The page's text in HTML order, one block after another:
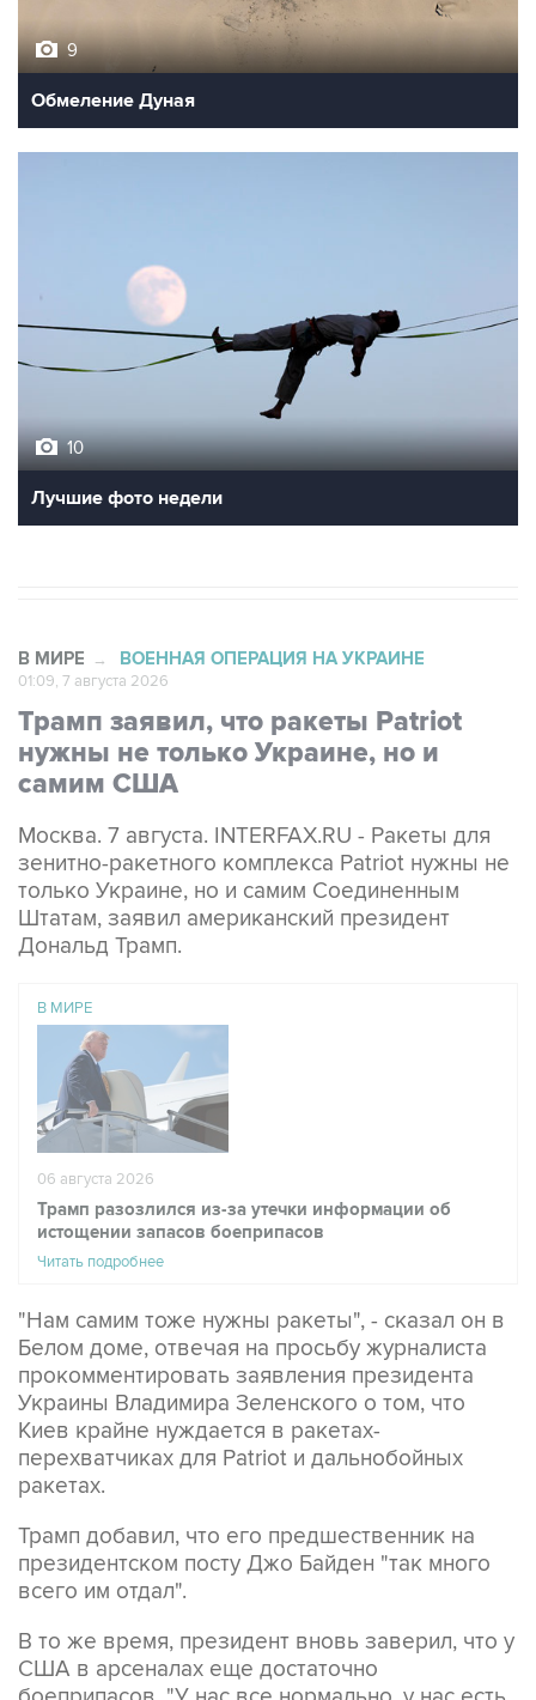
9
Обмеление Дуная
10
Лучшие фото недели
В МИРЕ → ВОЕННАЯ ОПЕРАЦИЯ НА УКРАИНЕ
01:09, 7 августа 2026
Трамп заявил, что ракеты Patriot
нужны не только Украине, но и
самим США
Москва. 7 августа. INTERFAX.RU - Ракеты для
зенитно-ракетного комплекса Patriot нужны не
только Украине, но и самим Соединенным
Штатам, заявил американский президент
Дональд Трамп.
В МИРЕ
06 августа 2026
Трамп разозлился из-за утечки информации об
истощении запасов боеприпасов
Читать подробнее
"Нам самим тоже нужны ракеты", - сказал он в
Белом доме, отвечая на просьбу журналиста
прокомментировать заявления президента
Украины Владимира Зеленского о том, что
Киев крайне нуждается в ракетах-
перехватчиках для Patriot и дальнобойных
ракетах.
Трамп добавил, что его предшественник на
президентском посту Джо Байден "так много
всего им отдал".
В то же время, президент вновь заверил, что у
США в арсеналах еще достаточно